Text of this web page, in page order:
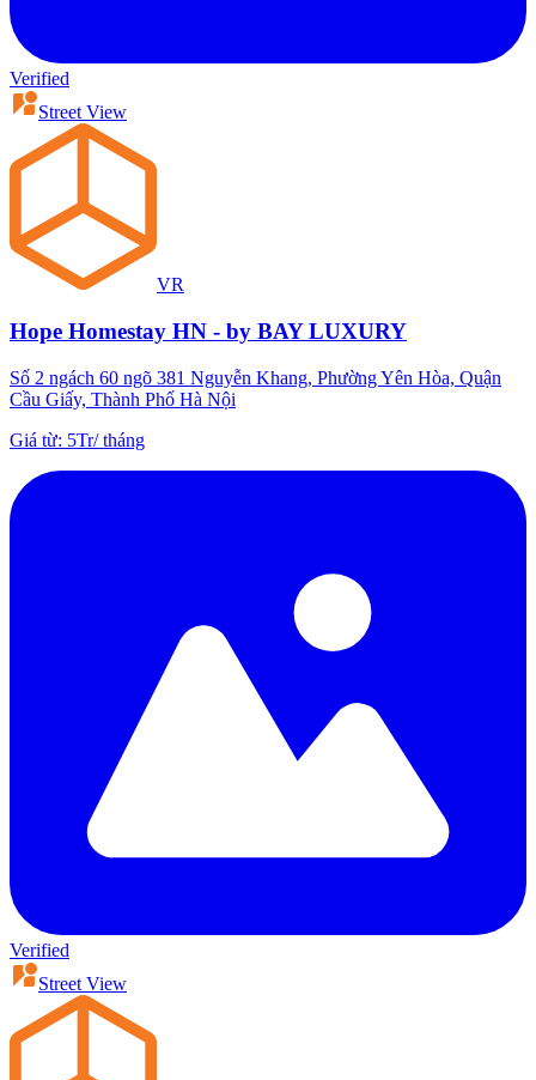
Verified
Street View
VR
Hope Homestay HN - by BAY LUXURY
Số 2 ngách 60 ngõ 381 Nguyễn Khang, Phường Yên Hòa, Quận
Cầu Giấy, Thành Phố Hà Nội
Giá từ: 5Tr/tháng
Verified
Street View